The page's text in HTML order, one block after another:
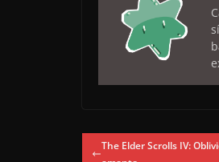
The Elder Scrolls IV: